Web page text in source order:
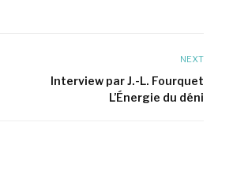
NEXT
Interview par J.-L. Fourquet
L’Énergie du déni